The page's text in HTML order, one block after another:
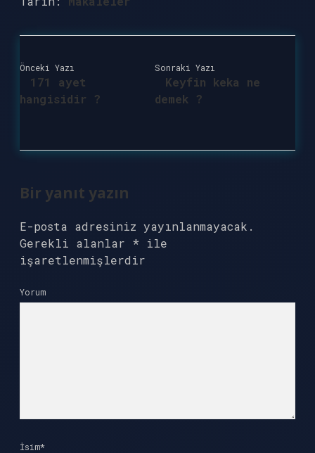
Önceki Yazı
171 ayet
hangisidir ?
Sonraki Yazı
Keyfin keka ne
demek ?
Bir yanıt yazın
E-posta adresiniz yayınlanmayacak.
Gerekli alanlar * ile
işaretlenmişlerdir
Yorum
İsim*